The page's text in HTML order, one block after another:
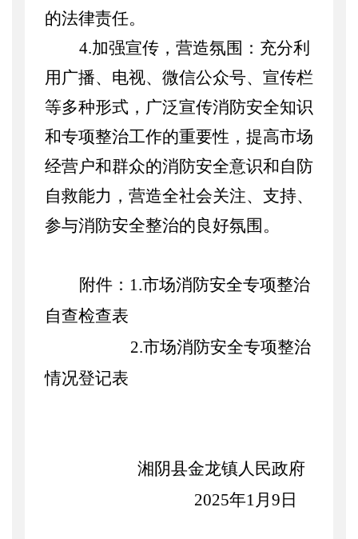
的法律责任。
4.加强宣传，营造氛围：充分利
用广播、电视、微信公众号、宣传栏
等多种形式，广泛宣传消防安全知识
和专项整治工作的重要性，提高市场
经营户和群众的消防安全意识和自防
自救能力，营造全社会关注、支持、
参与消防安全整治的良好氛围。
附件： 1.市场消防安全专项整治
自查检查表
2.市场消防安全专项整治
情况登记表
湘阴县金龙镇人民政府
2025年1月9日